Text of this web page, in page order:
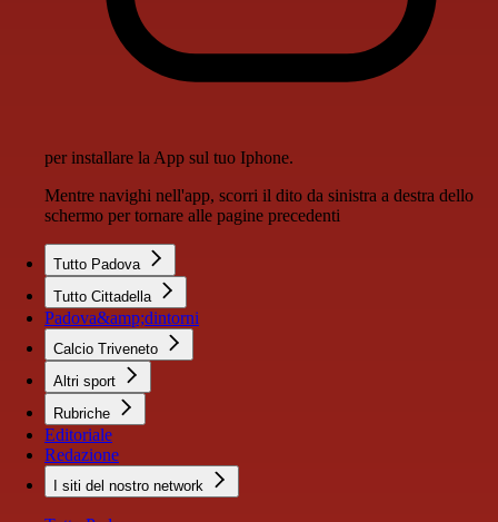
per installare la App sul tuo Iphone.
Mentre navighi nell'app, scorri il dito da sinistra a destra dello
schermo per tornare alle pagine precedenti
Tutto Padova
Tutto Cittadella
Padova&amp;dintorni
Calcio Triveneto
Altri sport
Rubriche
Editoriale
Redazione
I siti del nostro network